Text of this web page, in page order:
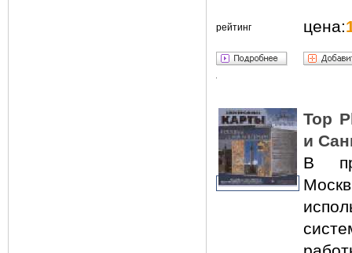
рейтинг цена:
Top
и
В